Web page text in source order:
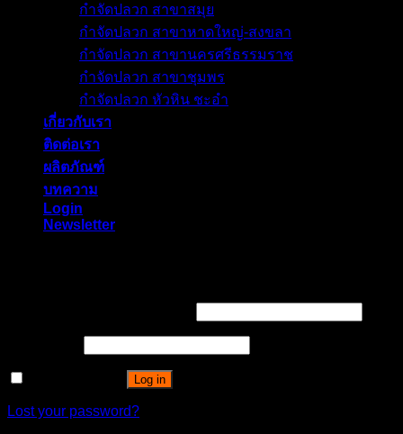
กำจัดปลวก สาขาสมุย
กำจัดปลวก สาขาหาดใหญ่-สงขลา
กำจัดปลวก สาขานครศรีธรรมราช
กำจัดปลวก สาขาชุมพร
กำจัดปลวก หัวหิน ชะอำ
เกี่ยวกับเรา
ติดต่อเรา
ผลิตภัณฑ์
บทความ
Login
Newsletter
Log in
Lost your password?